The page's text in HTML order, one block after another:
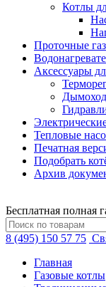
Котлы
Проточные
Аксессуары
Тепловые
Печатная
Подобрать
Архив
Бесплатная полная
8 (495) 150 57 75
Главная
Газовые котлы